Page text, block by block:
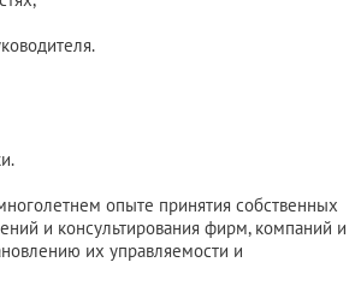
опыте принятия собственных
и консультирования фирм, компаний и
их управляемости и